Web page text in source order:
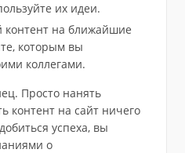
их идеи.
контент на ближайшие
которым вы
коллегами.
Просто нанять
контент на сайт ничего
успеха, вы
о